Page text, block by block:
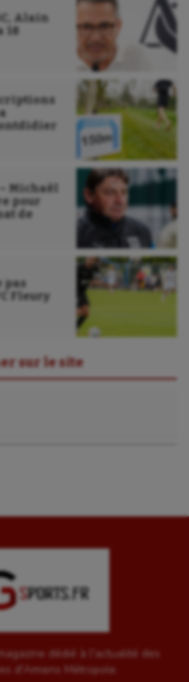
Alain
18
Michaël
pour
de
pas
Fleury
sur le site
dédié à l'actualité des
d'Amiens Métropole.